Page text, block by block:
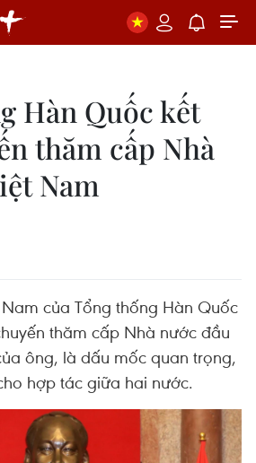
Hàn Quốc kết
thăm cấp Nhà
Nam
của Tổng thống Hàn Quốc
thăm cấp Nhà nước đầu
ông, là dấu mốc quan trọng,
hợp tác giữa hai nước.